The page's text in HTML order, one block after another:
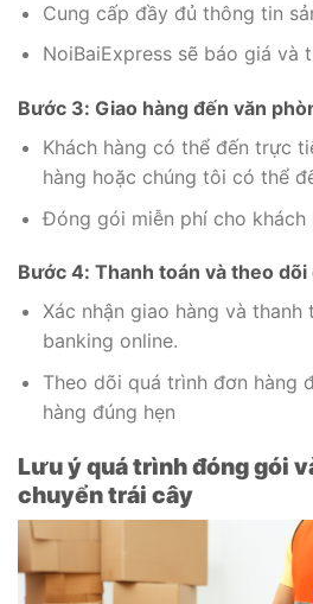
Cung cấp đầy đủ thông tin
NoiBaiExpress sẽ báo giá và
Bước 3: Giao hàng đến văn
Khách hàng có thể đến trực
hàng hoặc chúng tôi có thể
Đóng gói miễn phí cho khách
Bước 4: Thanh toán và theo
Xác nhận giao hàng và
banking online.
Theo dõi quá trình đơn hàng
hàng đúng hẹn
Lưu ý quá trình đóng gói
chuyển trái cây